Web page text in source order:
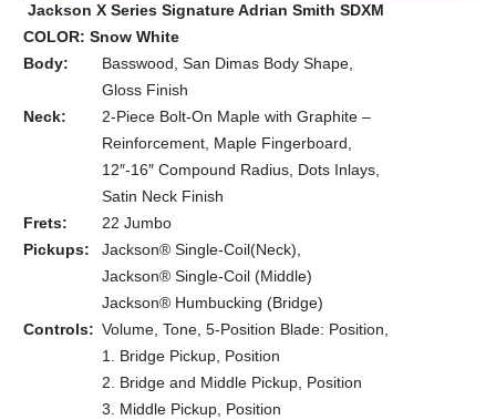
Jackson X Series Signature Adrian Smith SDXM
COLOR: Snow White
Body:
Basswood, San Dimas Body Shape,
Gloss Finish
Neck:
2-Piece Bolt-On Maple with Graphite –
Reinforcement, Maple Fingerboard,
12″-16″ Compound Radius, Dots Inlays,
Satin Neck Finish
Frets:
22 Jumbo
Pickups:
Jackson® Single-Coil(Neck),
Jackson® Single-Coil (Middle)
Jackson® Humbucking (Bridge)
Controls: Volume, Tone, 5-Position Blade: Position,
1. Bridge Pickup, Position
2. Bridge and Middle Pickup, Position
3. Middle Pickup, Position